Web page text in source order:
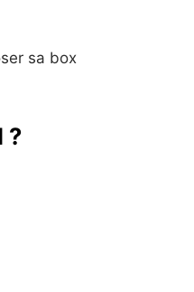
sa box
?